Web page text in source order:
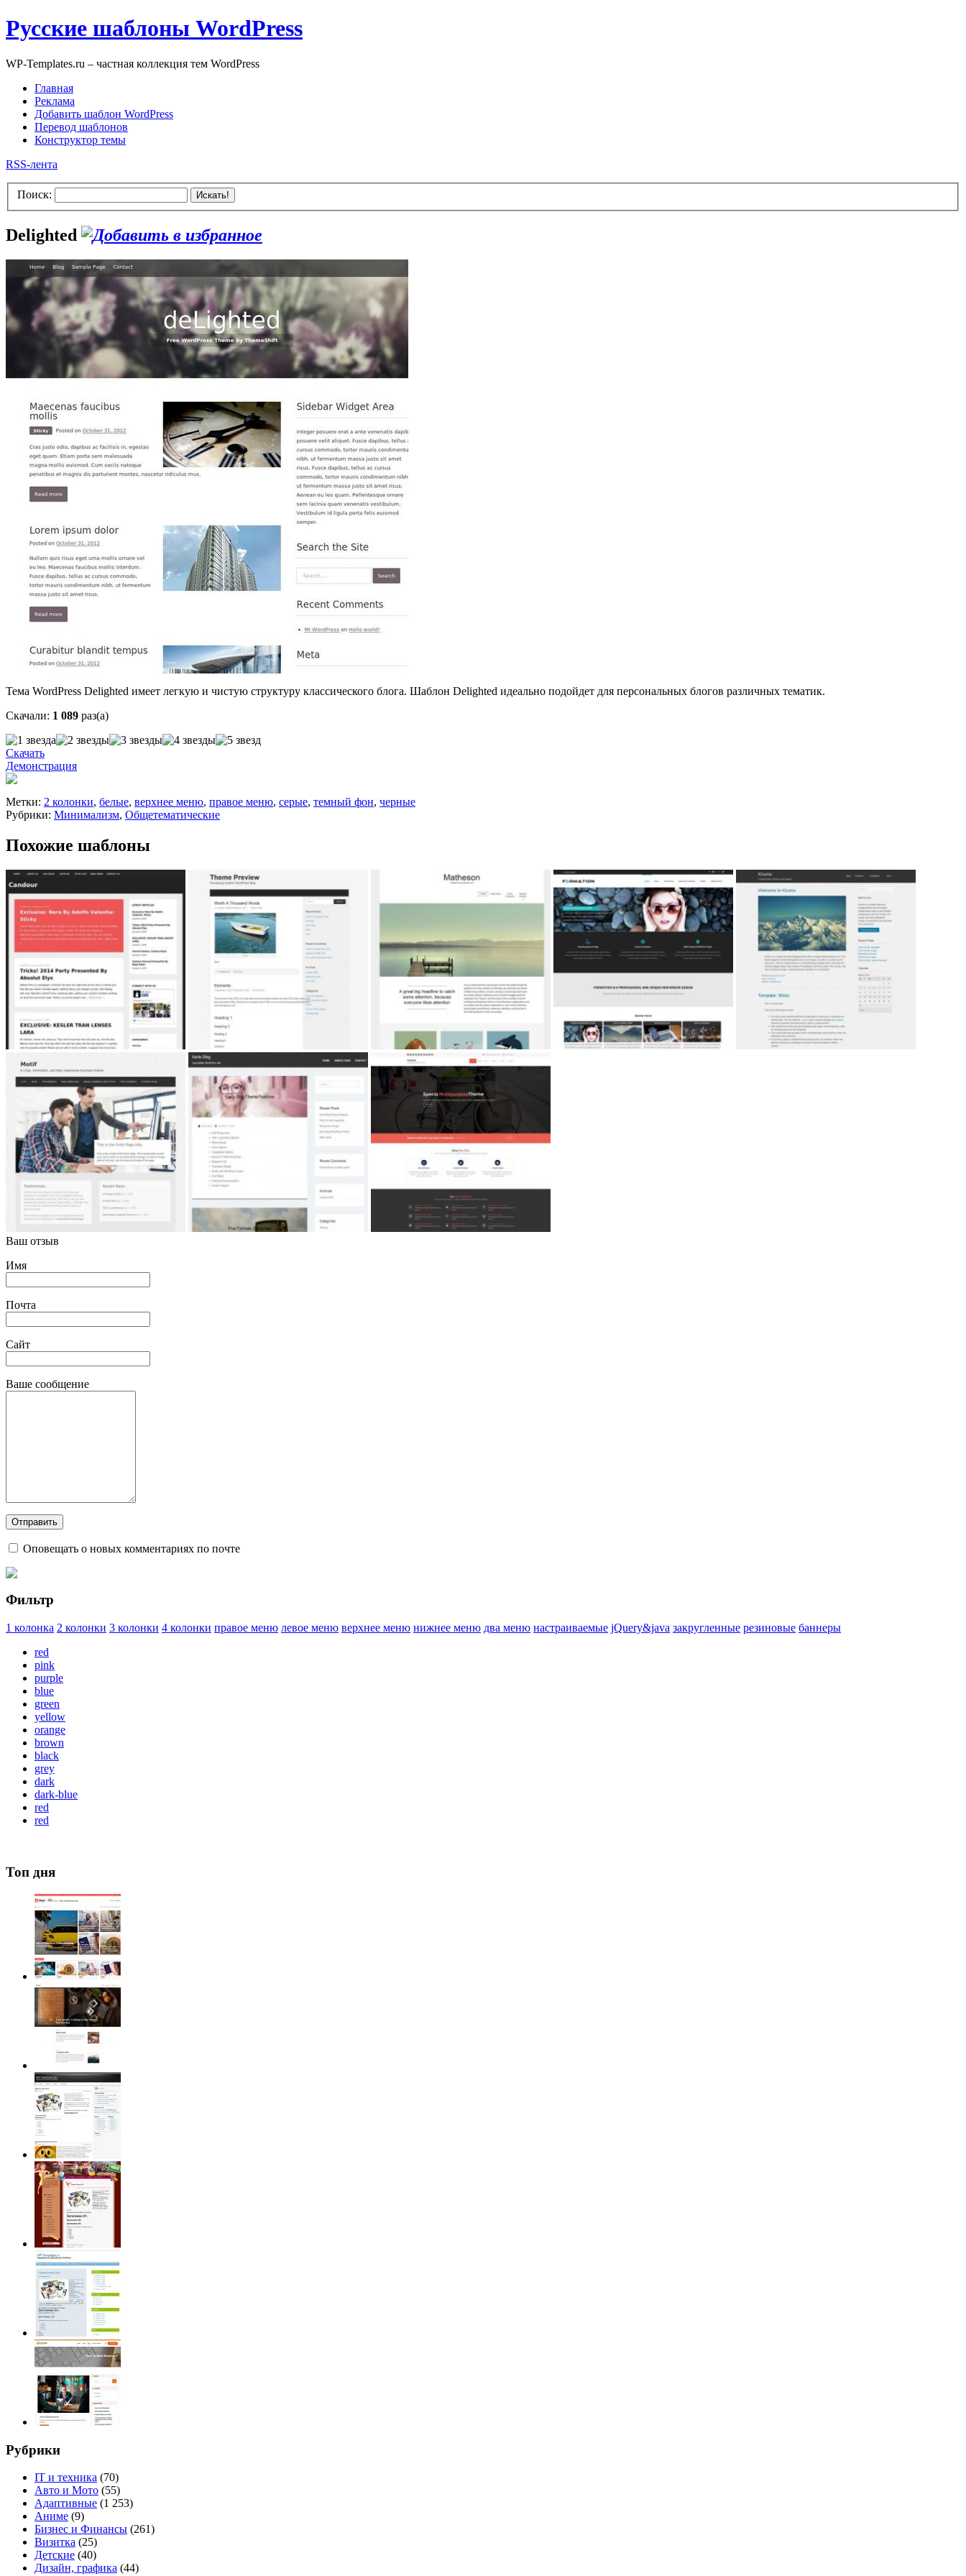
Русские шаблоны WordPress
WP-Templates.ru – частная коллекция тем WordPress
Главная
Реклама
Добавить шаблон WordPress
Перевод шаблонов
Конструктор темы
RSS-лента
Поиск: Искать!
Delighted
Тема WordPress Delighted имеет легкую и чистую структуру классического блога. Шаблон Delighted идеально подойдет для персональных блогов различных тематик.
Скачали: 1 089 раз(а)
Скачать
Демонстрация
Метки: 2 колонки, белые, верхнее меню, правое меню, серые, темный фон, черные
Рубрики: Минимализм, Общетематические
Похожие шаблоны
Ваш отзыв
Имя
Почта
Сайт
Ваше сообщение
Оповещать о новых комментариях по почте
Фильтр
1 колонка 2 колонки 3 колонки 4 колонки правое меню левое меню верхнее меню нижнее меню два меню настраиваемые jQuery&java закругленные резиновые баннеры
red
pink
purple
blue
green
yellow
orange
brown
black
grey
dark
dark-blue
red
red
Топ дня
Рубрики
IT и техника (70)
Авто и Мото (55)
Адаптивные (1 253)
Аниме (9)
Бизнес и Финансы (261)
Визитка (25)
Детские (40)
Дизайн, графика (44)